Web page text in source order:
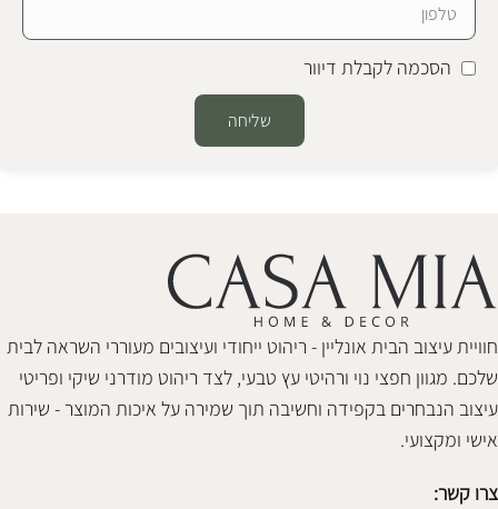
הסכמה לקבלת דיוור
שליחה
חוויית עיצוב הבית אונליין - ריהוט ייחודי ועיצובים מעוררי השראה לבית
שלכם. מגוון חפצי נוי ורהיטי עץ טבעי, לצד ריהוט מודרני שיקי ופריטי
עיצוב הנבחרים בקפידה וחשיבה תוך שמירה על איכות המוצר - שירות
אישי ומקצועי.
צרו קשר: